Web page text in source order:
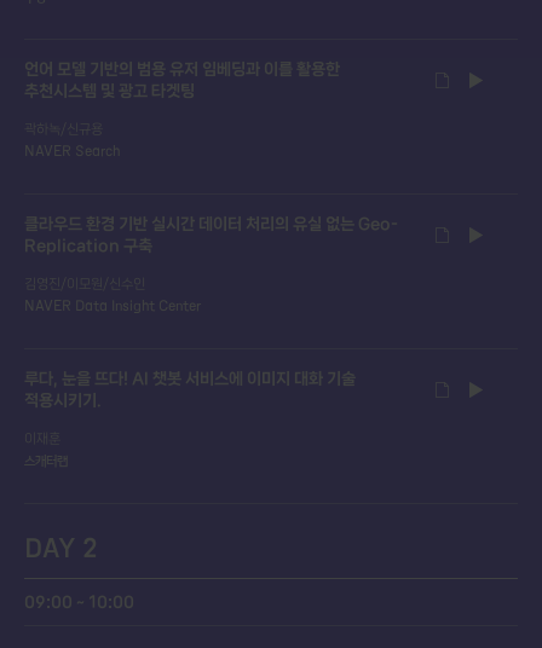
언어 모델 기반의 범용 유저 임베딩과 이를 활용한
추천시스템 및 광고 타겟팅
곽하녹/신규용
NAVER Search
클라우드 환경 기반 실시간 데이터 처리의 유실 없는 Geo-
Replication 구축
김영진/이모원/신수인
NAVER Data Insight Center
루다, 눈을 뜨다! AI 챗봇 서비스에 이미지 대화 기술
적용시키기.
이재훈
스캐터랩
DAY 2
09:00 ~ 10:00